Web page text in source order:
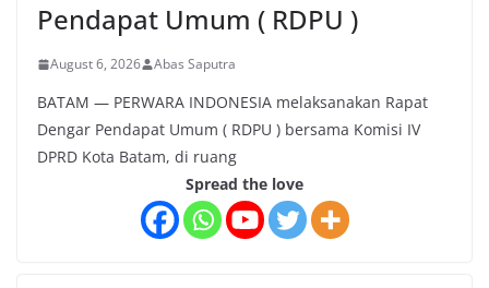
Pendapat Umum ( RDPU )
August 6, 2026 Abas Saputra
BATAM — PERWARA INDONESIA melaksanakan Rapat
Dengar Pendapat Umum ( RDPU ) bersama Komisi IV
DPRD Kota Batam, di ruang
Spread the love